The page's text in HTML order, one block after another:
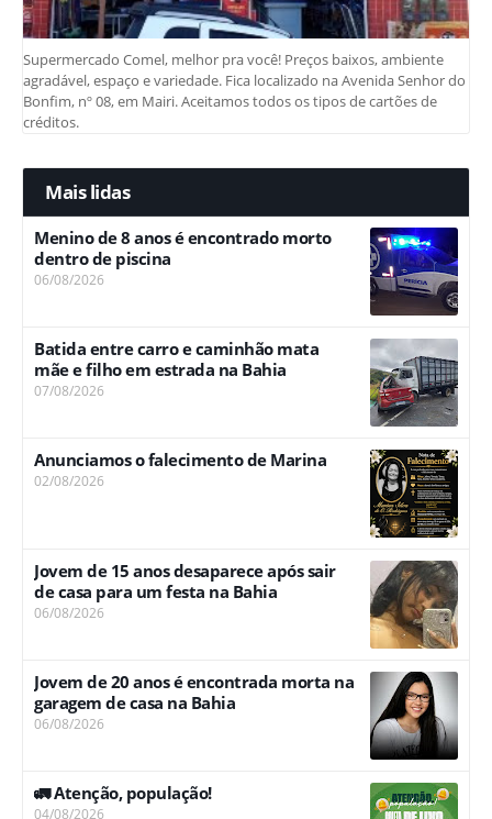
Supermercado Comel, melhor pra você! Preços baixos, ambiente
agradável, espaço e variedade. Fica localizado na Avenida Senhor do
Bonfim, nº 08, em Mairi. Aceitamos todos os tipos de cartões de
créditos.
Mais lidas
Menino de 8 anos é encontrado morto
dentro de piscina
06/08/2026
Batida entre carro e caminhão mata
mãe e filho em estrada na Bahia
07/08/2026
Anunciamos o falecimento de Marina
02/08/2026
Jovem de 15 anos desaparece após sair
de casa para um festa na Bahia
06/08/2026
Jovem de 20 anos é encontrada morta na
garagem de casa na Bahia
06/08/2026
🚛 Atenção, população!
04/08/2026